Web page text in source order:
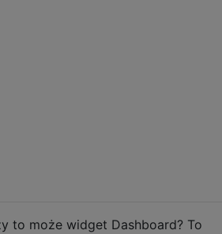
to może widget Dashboard? To